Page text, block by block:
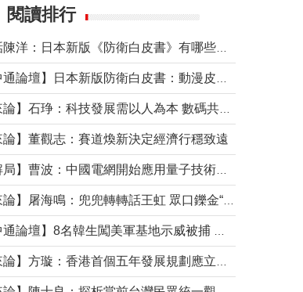
閱讀排行
論】董觀志：賽道煥新決定經濟行穩致遠